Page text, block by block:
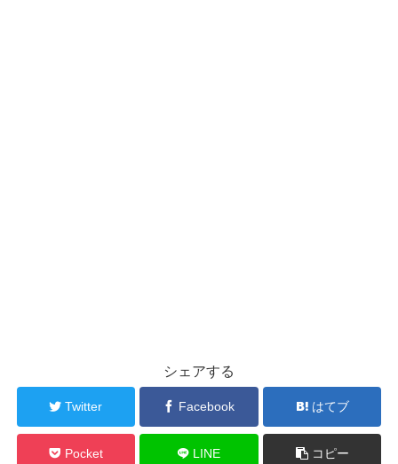
シェアする
Twitter Facebook はてブ
Pocket LINE コピー